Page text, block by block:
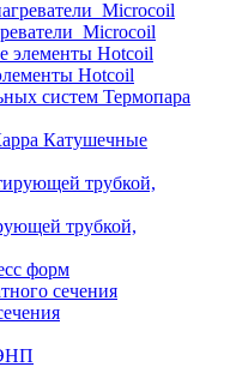
Hotcoil
Термопара
Катушечные
трубкой,
форм
сечения